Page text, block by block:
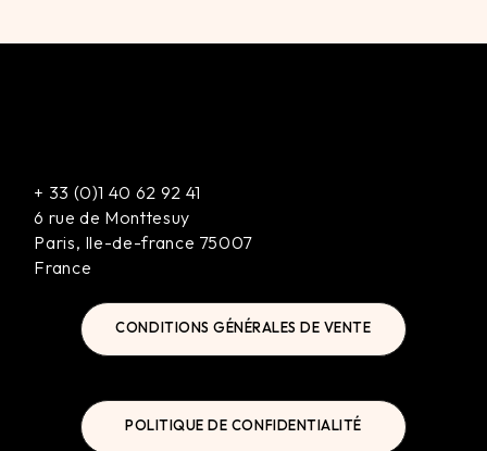
+ 33 (0)1 40 62 92 41
6 rue de Monttesuy
Paris, Ile-de-france 75007
France
CONDITIONS GÉNÉRALES DE VENTE
POLITIQUE DE CONFIDENTIALITÉ